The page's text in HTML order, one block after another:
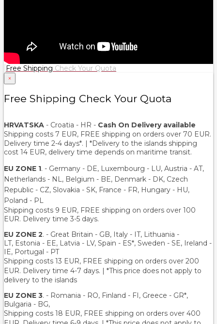
Free Shipping Check Your Quota
×
Free Shipping Check Your Quota
HRVATSKA - Croatia - HR - Cash On Delivery available
Shipping costs 7 EUR, FREE shipping on orders over 70 EUR.
Delivery time 2-4 days*. | *Delivery to the islands shipping
cost 14 EUR, delivery time depends on maritime transit.
EU ZONE 1. - Germany - DE, Luxembourg - LU, Austria - AT,
Netherlands - NL, Belgium - BE, Denmark - DK, Czech
Republic - CZ, Slovakia - SK, France - FR, Hungary - HU,
Poland - PL
Shipping costs 9 EUR, FREE shipping on orders over 100
EUR. Delivery time 3-5 days.
EU ZONE 2. - Great Britain - GB, Italy - IT, Lithuania -
LT, Estonia - EE, Latvia - LV, Spain - ES*, Sweden - SE, Ireland -
IE, Portugal - PT
Shipping costs 13 EUR, FREE shipping on orders over 200
EUR. Delivery time 4-7 days. | *This price does not apply to
delivery to the islands
EU ZONE 3. - Romania - RO, Finland - FI, Greece - GR*,
Bulgaria - BG,
Shipping costs 18 EUR, FREE shipping on orders over 400